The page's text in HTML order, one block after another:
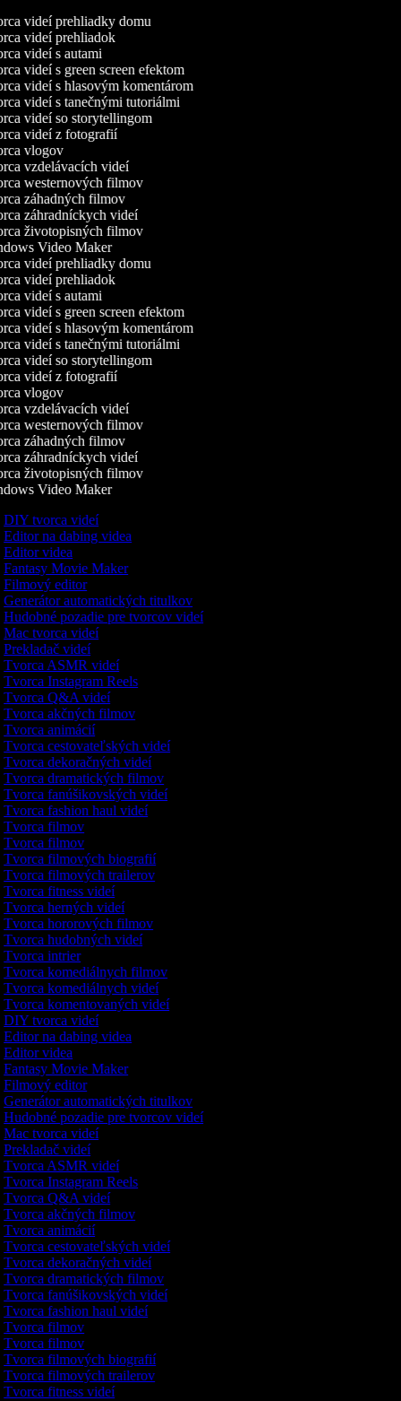
videí prehliadky domu
videí prehliadok
videí s autami
videí s green screen efektom
videí s hlasovým komentárom
videí s tanečnými tutoriálmi
videí so storytellingom
videí z fotografií
vlogov
vzdelávacích videí
westernových filmov
záhadných filmov
záhradníckych videí
životopisných filmov
Video Maker
videí prehliadky domu
videí prehliadok
videí s autami
videí s green screen efektom
videí s hlasovým komentárom
videí s tanečnými tutoriálmi
videí so storytellingom
videí z fotografií
vlogov
vzdelávacích videí
westernových filmov
záhadných filmov
záhradníckych videí
životopisných filmov
Video Maker
DIY tvorca videí
Editor na dabing videa
Editor videa
Fantasy Movie Maker
Filmový editor
Generátor automatických titulkov
Hudobné pozadie pre tvorcov videí
Mac tvorca videí
Prekladač videí
Tvorca ASMR videí
Tvorca Instagram Reels
Tvorca Q&A videí
Tvorca akčných filmov
Tvorca animácií
Tvorca cestovateľských videí
Tvorca dekoračných videí
Tvorca dramatických filmov
Tvorca fanúšikovských videí
Tvorca fashion haul videí
Tvorca filmov
Tvorca filmov
Tvorca filmových biografií
Tvorca filmových trailerov
Tvorca fitness videí
Tvorca herných videí
Tvorca hororových filmov
Tvorca hudobných videí
Tvorca intrier
Tvorca komediálnych filmov
Tvorca komediálnych videí
Tvorca komentovaných videí
DIY tvorca videí
Editor na dabing videa
Editor videa
Fantasy Movie Maker
Filmový editor
Generátor automatických titulkov
Hudobné pozadie pre tvorcov videí
Mac tvorca videí
Prekladač videí
Tvorca ASMR videí
Tvorca Instagram Reels
Tvorca Q&A videí
Tvorca akčných filmov
Tvorca animácií
Tvorca cestovateľských videí
Tvorca dekoračných videí
Tvorca dramatických filmov
Tvorca fanúšikovských videí
Tvorca fashion haul videí
Tvorca filmov
Tvorca filmov
Tvorca filmových biografií
Tvorca filmových trailerov
Tvorca fitness videí